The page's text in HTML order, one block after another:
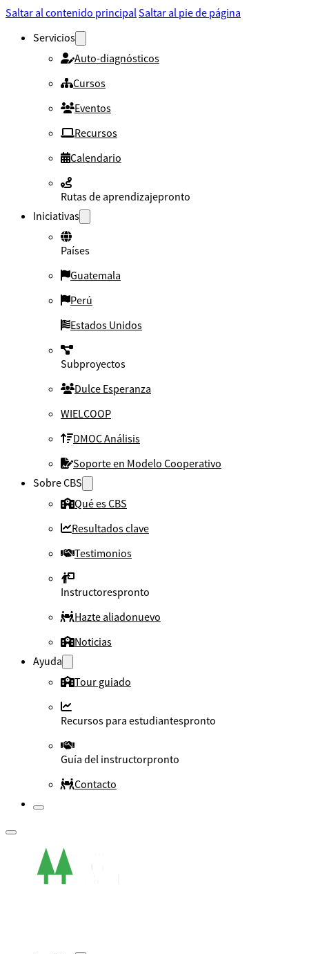
Saltar al contenido principalSaltar al pie de página
Servicios
Auto-diagnósticos
Cursos
Eventos
Recursos
Calendario
Rutas de aprendizajepronto
Iniciativas
Países
Guatemala
Perú
Estados Unidos
Subproyectos
Dulce Esperanza
WIELCOOP
DMOC Análisis
Soporte en Modelo Cooperativo
Sobre CBS
Qué es CBS
Resultados clave
Testimonios
Instructorespronto
Hazte aliadonuevo
Noticias
Ayuda
Tour guiado
Recursos para estudiantespronto
Guía del instructorpronto
Contacto